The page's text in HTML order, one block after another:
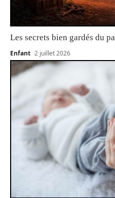
Les secrets bien gardés du
Enfant 2 juillet 2026